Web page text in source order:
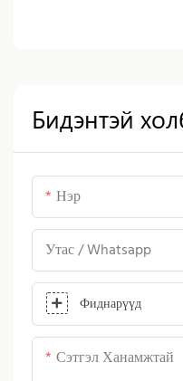
Бидэнтэй
Нэр
Утас / Whatsapp
Фиднарүүд
Сэтгэл Ханамжтай